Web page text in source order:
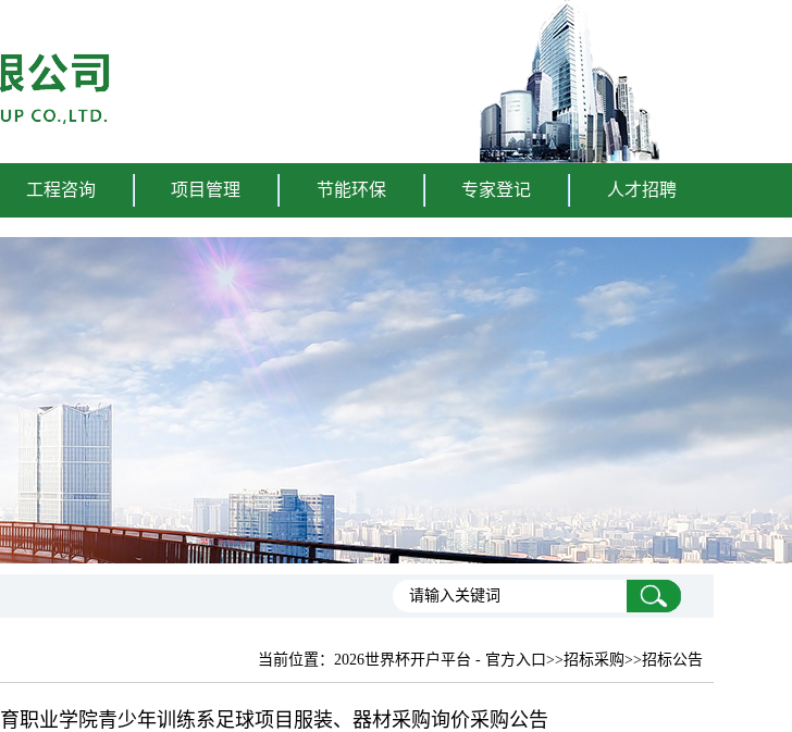
工程咨询 项目管理 节能环保 专家登记 人才招聘
当前位置： 2026世界杯开户平台 - 官方入口>>招标采购>>招标公告
职业学院青少年训练系足球项目服装、器材采购询价采购公告